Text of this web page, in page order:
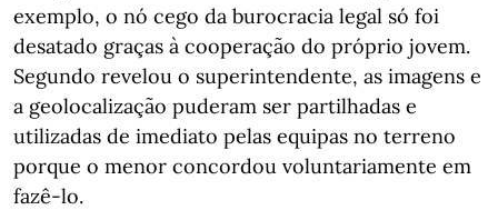
exemplo, o nó cego da burocracia legal só foi
desatado graças à cooperação do próprio jovem.
Segundo revelou o superintendente, as imagens e
a geolocalização puderam ser partilhadas e
utilizadas de imediato pelas equipas no terreno
porque o menor concordou voluntariamente em
fazê-lo.